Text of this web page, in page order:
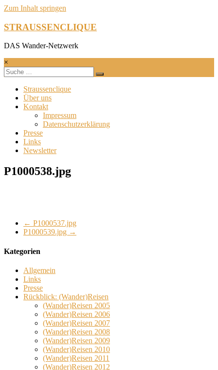
Zum Inhalt springen
STRAUSSENCLIQUE
DAS Wander-Netzwerk
×
Straussenclique
Über uns
Kontakt
Impressum
Datenschutzerklärung
Presse
Links
Newsletter
P1000538.jpg
← P1000537.jpg
P1000539.jpg →
Kategorien
Allgemein
Links
Presse
Rückblick: (Wander)Reisen
(Wander)Reisen 2005
(Wander)Reisen 2006
(Wander)Reisen 2007
(Wander)Reisen 2008
(Wander)Reisen 2009
(Wander)Reisen 2010
(Wander)Reisen 2011
(Wander)Reisen 2012